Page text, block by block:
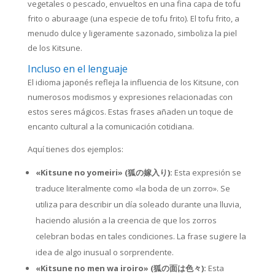
vegetales o pescado, envueltos en una fina capa de tofu
frito o aburaage (una especie de tofu frito). El tofu frito, a
menudo dulce y ligeramente sazonado, simboliza la piel
de los Kitsune.
Incluso en el lenguaje
El idioma japonés refleja la influencia de los Kitsune, con
numerosos modismos y expresiones relacionadas con
estos seres mágicos. Estas frases añaden un toque de
encanto cultural a la comunicación cotidiana.
Aquí tienes dos ejemplos:
«Kitsune no yomeiri» (狐の嫁入り): Esta expresión se
traduce literalmente como «la boda de un zorro». Se
utiliza para describir un día soleado durante una lluvia,
haciendo alusión a la creencia de que los zorros
celebran bodas en tales condiciones. La frase sugiere la
idea de algo inusual o sorprendente.
«Kitsune no men wa iroiro» (狐の面は色々): Esta